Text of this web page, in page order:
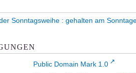
Sonntagsweihe : gehalten am
Public Domain Mark 1.0